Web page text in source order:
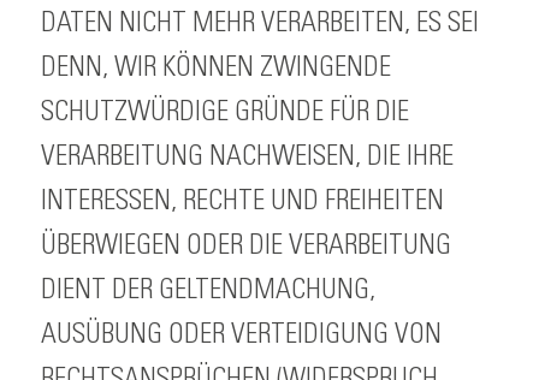
DATEN NICHT MEHR VERARBEITEN, ES SEI
DENN, WIR KÖNNEN ZWINGENDE
SCHUTZWÜRDIGE GRÜNDE FÜR DIE
VERARBEITUNG NACHWEISEN, DIE IHRE
INTERESSEN, RECHTE UND FREIHEITEN
ÜBERWIEGEN ODER DIE VERARBEITUNG
DIENT DER GELTENDMACHUNG,
AUSÜBUNG ODER VERTEIDIGUNG VON